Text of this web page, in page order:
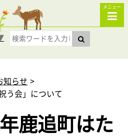
メニュー
知らせ
う会」について
年鹿追町はた